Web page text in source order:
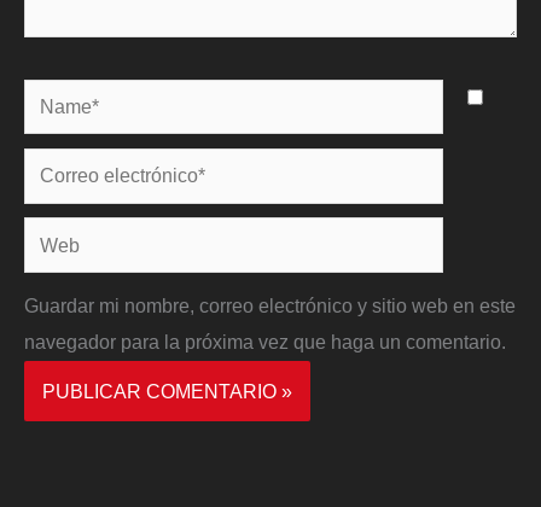
Name*
Correo
electrónico*
Web
Guardar mi nombre, correo electrónico y sitio web en este
navegador para la próxima vez que haga un comentario.